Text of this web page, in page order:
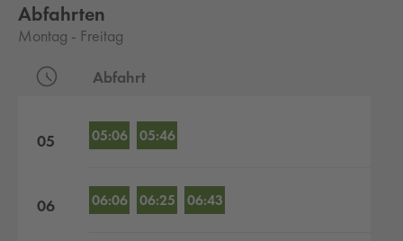
Abfahrten
Montag - Freitag
Abfahrt
05 05:06 05:46
06 06:06 06:25 06:43